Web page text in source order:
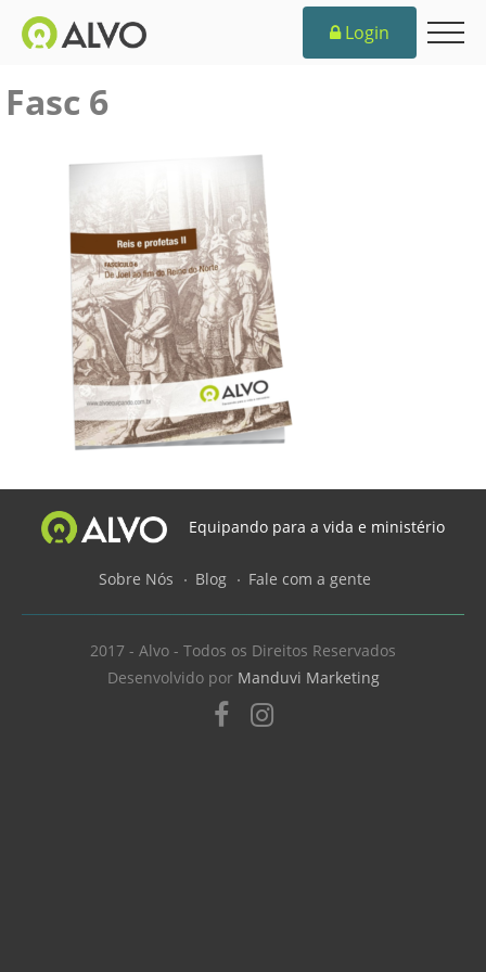
Login
Fasc 6
Equipando para a vida e ministério
Sobre Nós Blog Fale com a gente
2017 - Alvo - Todos os Direitos Reservados
Desenvolvido por Manduvi Marketing